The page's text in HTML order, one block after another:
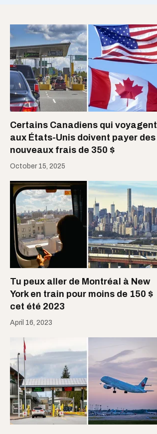
Certains Canadiens qui voyagent
aux États-Unis doivent payer des
nouveaux frais de 350 $
October 15, 2025
Tu peux aller de Montréal à New
York en train pour moins de 150 $
cet été 2023
April 16, 2023